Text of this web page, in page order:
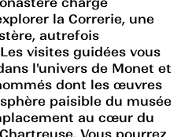
la Correrie, une
autrefois
visites guidées vous
l'univers de Monet et
dont les œuvres
paisible du musée
au cœur du
Vous pourrez